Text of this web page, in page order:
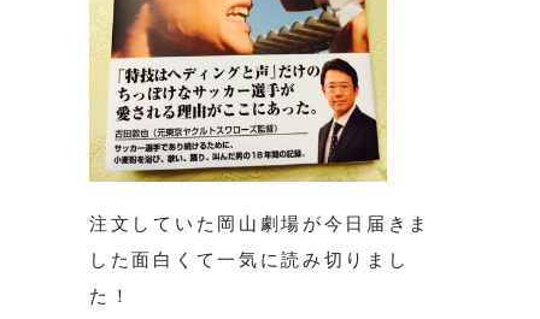
注文していた岡山劇場が今日届きま
した面白くて一気に読み切りまし
た！